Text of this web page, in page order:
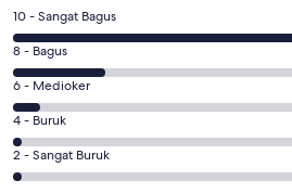
Penilaian
10
-
Sangat
Bagus.
1935
dari
2801
10 - Sangat Bagus
Penilaian
8
-
Bagus.
572
dari
8 - Bagus
Penilaian
6
-
Medioker.
165
6 - Medioker
Penilaian
4
-
4 - Buruk
Penilaian
2
2 - Sangat Buruk